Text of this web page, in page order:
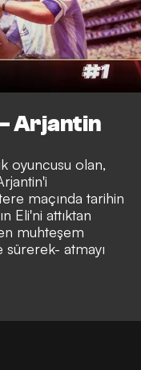
Arjantin
oyuncusu olan,
maçında tarihin
Eli'ni attıktan
muhteşem
atmayı